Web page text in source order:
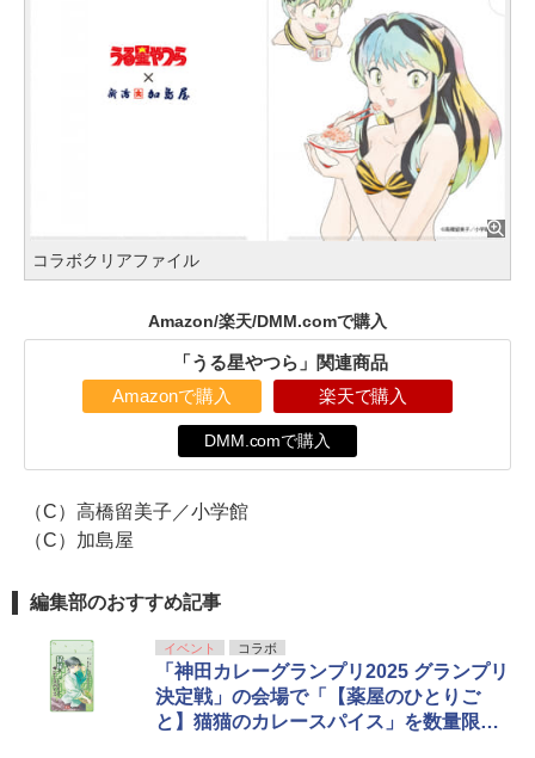
コラボクリアファイル
Amazon/楽天/DMM.comで購入
「うる星やつら」関連商品
Amazonで購入 楽天で購入
DMM.comで購入
（C）高橋留美子／小学館
（C）加島屋
編集部のおすすめ記事
イベント コラボ
「神田カレーグランプリ2025 グランプリ
決定戦」の会場で「【薬屋のひとりご
と】猫猫のカレースパイス」を数量限定